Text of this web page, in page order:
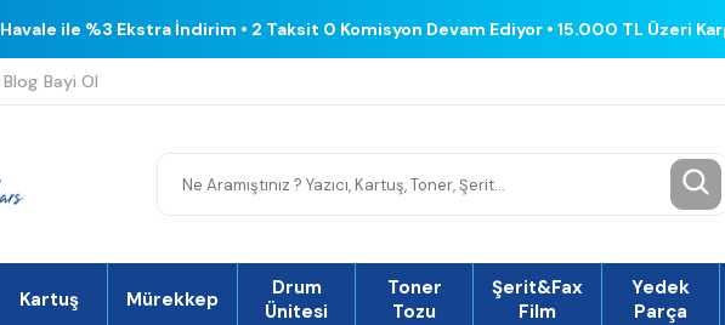
Havale ile %3 Ekstra İndirim • 2 Taksit 0 Komisyon Devam Ediyor • 15.000 TL Üzeri
Blog Bayi Ol
Kartuş Mürekkep
Drum
Ünitesi
Toner
Tozu
Şerit&Fax
Film
Yedek
Parça